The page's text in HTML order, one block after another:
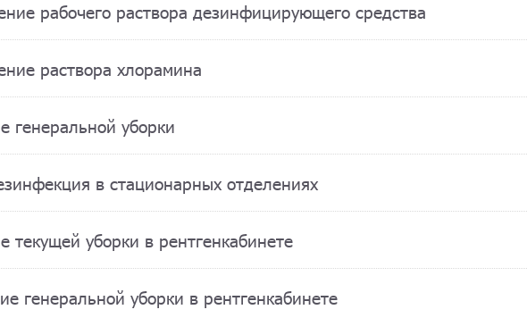
рабочего раствора дезинфицирующего средства
раствора хлорамина
генеральной уборки
в стационарных отделениях
текущей уборки в рентгенкабинете
генеральной уборки в рентгенкабинете